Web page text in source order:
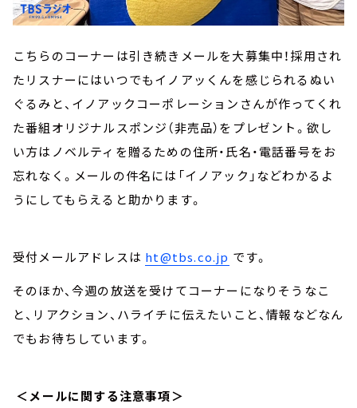
こちらのコーナーは引き続きメールを大募集中！採用され
たリスナーにはいつでもイノアッくんを感じられるぬい
ぐるみと、イノアックコーポレーションさんが作ってくれ
た番組オリジナルスポンジ（非売品）をプレゼント。欲し
い方はノベルティを贈るための住所・氏名・電話番号をお
忘れなく。メールの件名には「イノアック」などわかるよ
うにしてもらえると助かります。
受付メールアドレスは ht@tbs.co.jp です。
そのほか、今週の放送を受けてコーナーになりそうなこ
と、リアクション、ハライチに伝えたいこと、情報などなん
でもお待ちしています。
＜メールに関する注意事項＞